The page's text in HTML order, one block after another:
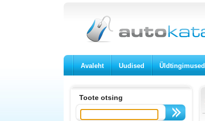
Avaleht Uudised Üldtingimused
Toote otsing